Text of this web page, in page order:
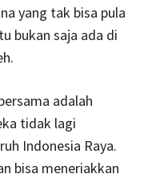
yang tak bisa pula
bukan saja ada di
adalah
tidak lagi
Indonesia Raya.
bisa meneriakkan